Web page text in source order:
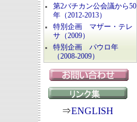
第2バチカン公会議から50
年（2012-2013）
特別企画 マザー・テレ
サ（2009）
特別企画 パウロ年
（2008-2009）
⇒ENGLISH